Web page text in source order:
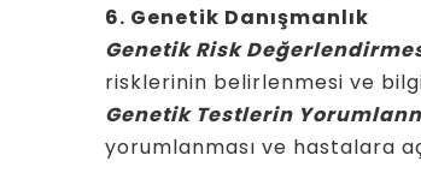
6. Genetik Danışmanlık
Genetik Risk
risklerinin belirlenmesi ve
Genetik Testlerin
yorumlanması ve hastalara